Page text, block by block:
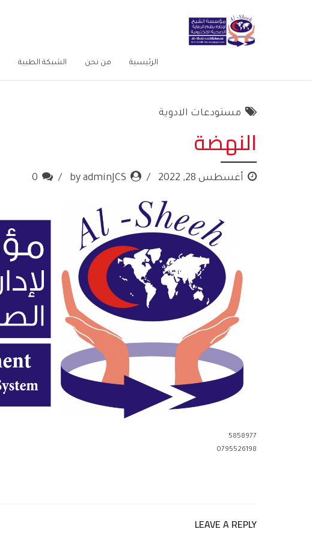
الرئيسية من نحن الشبكة الطبية
مستودعات الادوية
النهضة
أغسطس 28, 2022 by adminJCS
0
5858977
0795526198
LEAVE A REPLY